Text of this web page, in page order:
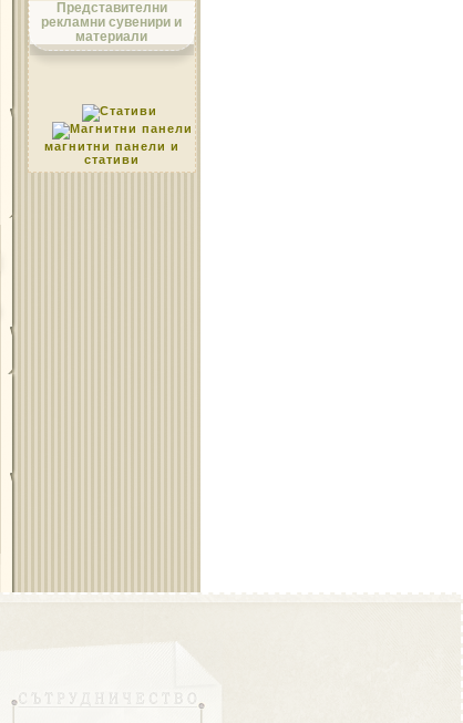
Област Пазарджик
Представителни
рекламни сувенири и
материали
магнитни панели и
стативи